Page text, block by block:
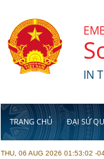
IN
TRANG CHỦ ĐẠI SỨ
THU, 06 AUG 2026 01:53:02 -